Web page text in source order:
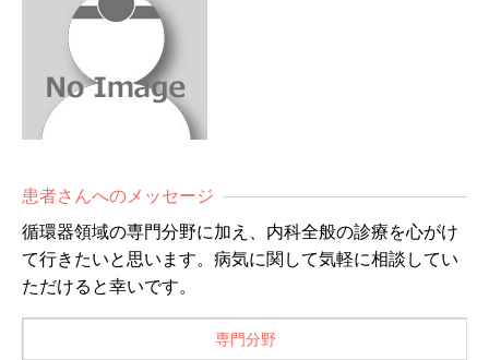
患者さんへのメッセージ
循環器領域の専門分野に加え、内科全般の診療を心がけ
て行きたいと思います。病気に関して気軽に相談してい
ただけると幸いです。
専門分野